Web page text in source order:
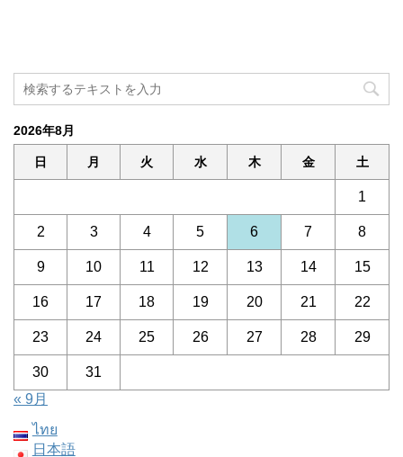
2026年8月
日 月 火 水 木 金 土
1
2 3 4 5 6 7 8
9 10 11 12 13 14 15
16 17 18 19 20 21 22
23 24 25 26 27 28 29
30
31
« 9月
ไทย
日本語